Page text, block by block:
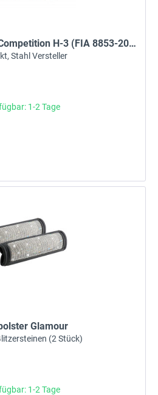
SPARCO Racing Gurt Competition H-3 (FIA 8853-2016)
Stahl Versteller
1-2 Tage
Glamour
(2 Stück)
1-2 Tage